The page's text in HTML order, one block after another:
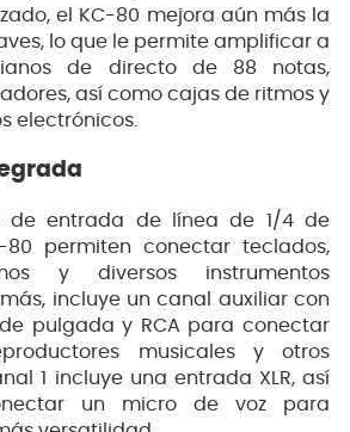
el KC-80 mejora aún más la
lo que le permite amplificar a
de directo de 88 notas,
así como cajas de ritmos y
electrónicos.
de entrada de línea de 1/4 de
permiten conectar teclados,
y diversos instrumentos
incluye un canal auxiliar con
pulgada y RCA para conectar
musicales y otros
1 incluye una entrada XLR, así
un micro de voz para